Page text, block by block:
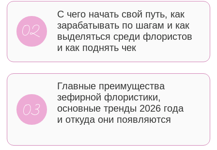
Участников вебинара
ждут подарки